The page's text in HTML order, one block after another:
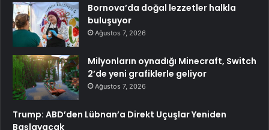
Bornova’da doğal lezzetler halkla
buluşuyor
Ağustos 7, 2026
Milyonların oynadığı Minecraft, Switch
2’de yeni grafiklerle geliyor
Ağustos 7, 2026
Trump: ABD’den Lübnan’a Direkt Uçuşlar Yeniden
Başlayacak